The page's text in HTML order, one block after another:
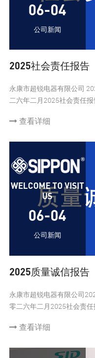
06-04
公司新闻
2025社会责任报告
永康市超锐电器有限公司
二六年二月2025社会责任报
查看详细
WELCOME TO VISIT
US
06-04
公司新闻
2025质量诚信报告
永康市超锐电器有限公司
零二六年二月2025社会责
查看详细